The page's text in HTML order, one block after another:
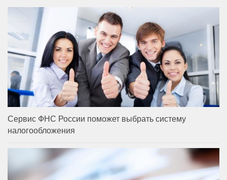
Сервис ФНС России поможет выбрать систему
налогообложения